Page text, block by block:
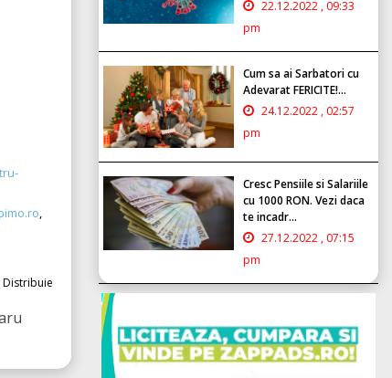
Distribuie
22.12.2022 , 09:33
pm
Cum sa ai Sarbatori cu
Adevarat FERICITE!...
24.12.2022 , 02:57
pm
Cresc Pensiile si Salariile
cu 1000 RON. Vezi daca
te incadr...
27.12.2022 , 07:15
pm